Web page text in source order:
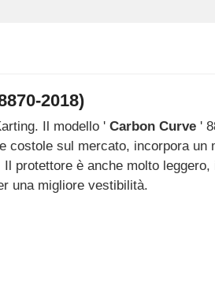
2018)
Il modello ' Carbon Curve'
sul mercato, incorpora un
protettore è anche molto
una migliore vestibilità.